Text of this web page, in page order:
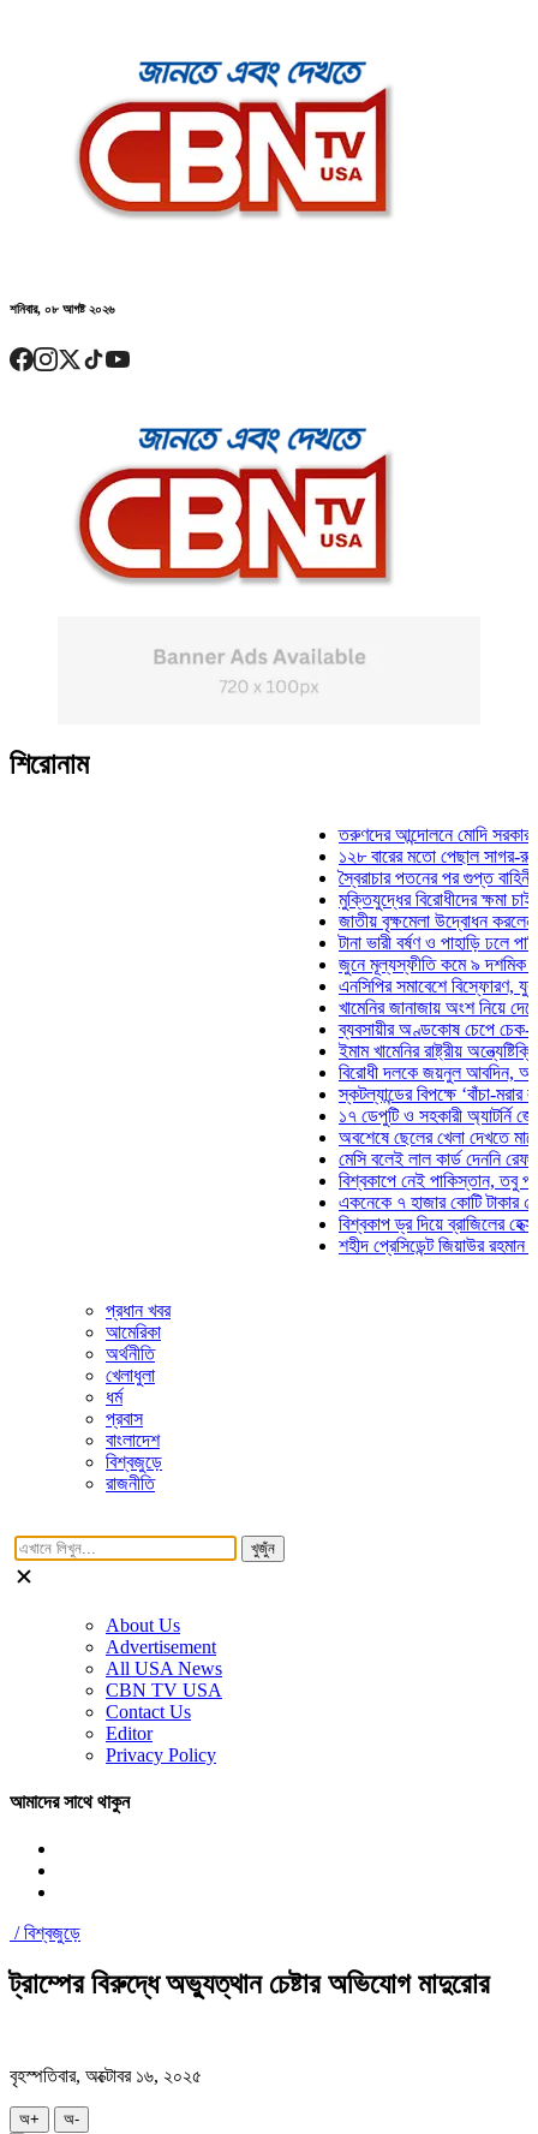
শনিবার, ০৮ আগষ্ট ২০২৬
শিরোনাম
তরুণদের আন্দোলনে মোদি সরকার দুর্বল
১২৮ বারের মতো পেছাল সাগর-রুনি
স্বৈরাচার পতনের পর গুপ্ত বাহিনীর
মুক্তিযুদ্ধের বিরোধীদের ক্ষমা চাইতে
জাতীয় বৃক্ষমেলা উদ্বোধন করলেন
টানা ভারী বর্ষণ ও পাহাড়ি ঢলে পানিবন্দি
জুনে মূল্যস্ফীতি কমে ৯ দশমিক ১৬
এনসিপির সমাবেশে বিস্ফোরণ, যুবলীগের
খামেনির জানাজায় অংশ নিয়ে দেশে
ব্যবসায়ীর অণ্ডকোষ চেপে চেক-
ইমাম খামেনির রাষ্ট্রীয়
বিরোধী দলকে জয়নুল আবদিন, আপনারা
স্কটল্যান্ডের বিপক্ষে ‘বাঁচা-মরার
১৭ ডেপুটি ও সহকারী অ্যাটর্নি
অবশেষে ছেলের খেলা দেখতে মাঠে
মেসি বলেই লাল কার্ড দেননি রেফারি!
বিশ্বকাপে নেই পাকিস্তান, তবু প্রতিটি
একনেকে ৭ হাজার কোটি টাকার ৫
বিশ্বকাপ ড্র দিয়ে ব্রাজিলের হেক্সা
শহীদ প্রেসিডেন্ট জিয়াউর রহমান
প্রধান খবর
আমেরিকা
অর্থনীতি
খেলাধুলা
ধর্ম
প্রবাস
বাংলাদেশ
বিশ্বজুড়ে
রাজনীতি
খুজুঁন
About Us
Advertisement
All USA News
CBN TV USA
Contact Us
Editor
Privacy Policy
আমাদের সাথে থাকুন
/বিশ্বজুড়ে
ট্রাম্পের বিরুদ্ধে অভ্যুত্থান চেষ্টার অভিযোগ মাদুরোর
বৃহস্পতিবার, অক্টোবর ১৬, ২০২৫
অ+ অ-